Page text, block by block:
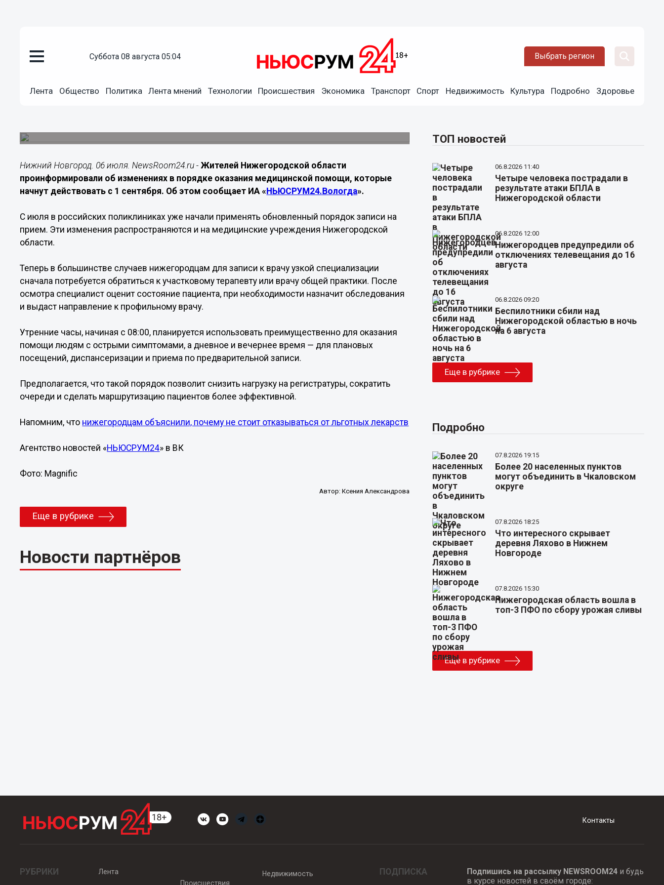
суббота 08 августа 05:04 Выбрать регион
Лента Общество Политика Лента мнений Технологии Происшествия Экономика Транспорт Спорт Недвижимость Культура Подробно Здоровье
Нижний Новгород. 06 июля. NewsRoom24.ru -Жителей Нижегородской области
проинформировали об изменениях в порядке оказания медицинской помощи, которые
начнут действовать с 1 сентября. Об этом сообщает ИА « НЬЮСРУМ24.Вологда».
С июля в российских поликлиниках уже начали применять обновленный порядок записи на
прием. Эти изменения распространяются и на медицинские учреждения Нижегородской
области.
Теперь в большинстве случаев нижегородцам для записи к врачу узкой специализации
сначала потребуется обратиться к участковому терапевту или врачу общей практики. После
осмотра специалист оценит состояние пациента, при необходимости назначит обследования
и выдаст направление к профильному врачу.
Утренние часы, начиная с 08:00, планируется использовать преимущественно для оказания
помощи людям с острыми симптомами, а дневное и вечернее время — для плановых
посещений, диспансеризации и приема по предварительной записи.
Предполагается, что такой порядок позволит снизить нагрузку на регистратуры, сократить
очереди и сделать маршрутизацию пациентов более эффективной.
Напомним, что нижегородцам объяснили, почему не стоит отказываться от льготных лекарств
Агентство новостей «НЬЮСРУМ24» в ВК
Фото: Magnific
Автор: Ксения Александрова
Еще в рубрике
Новости партнёров
ТОП новостей
06.8.2026 11:40
Четыре человека пострадали в
результате атаки БПЛА в
Нижегородской области
06.8.2026 12:00
Нижегородцев предупредили об
отключениях телевещания до 16
августа
06.8.2026 09:20
Беспилотники сбили над
Нижегородской областью в ночь
на 6 августа
Еще в рубрике
Подробно
07.8.2026 19:15
Более 20 населенных пунктов
могут объединить в Чкаловском
округе
07.8.2026 18:25
Что интересного скрывает
деревня Ляхово в Нижнем
Новгороде
07.8.2026 15:30
Нижегородская область вошла в
топ-3 ПФО по сбору урожая сливы
Еще в рубрике
Контакты
РУБРИКИ
Лента
Происшествия
Недвижимость ПОДПИСКА Подпишись на рассылку NEWSROOM24и будь
в курсе новостей в своём городе: